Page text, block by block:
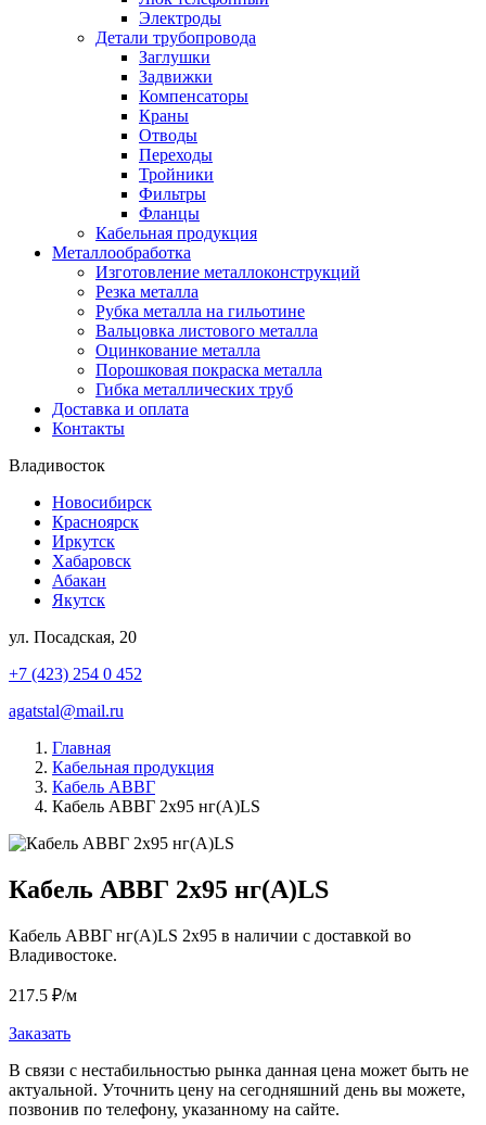
Электроды
Детали трубопровода
Заглушки
Задвижки
Компенсаторы
Краны
Отводы
Переходы
Тройники
Фильтры
Фланцы
Кабельная продукция
Металлообработка
Изготовление металлоконструкций
Резка металла
Рубка металла на гильотине
Вальцовка листового металла
Оцинкование металла
Порошковая покраска металла
Гибка металлических труб
Доставка и оплата
Контакты
Владивосток
Новосибирск
Красноярск
Иркутск
Хабаровск
Абакан
Якутск
ул. Посадская, 20
+7 (423) 254 0 452
agatstal@mail.ru
Главная
Кабельная продукция
Кабель АВВГ
Кабель АВВГ 2х95 нг(А)LS
Кабель АВВГ 2х95 нг(А)LS
Кабель АВВГ нг(А)LS 2х95 в наличии с доставкой во
Владивостоке.
217.5 ₽/м
Заказать
В связи с нестабильностью рынка данная цена может быть не
актуальной. Уточнить цену на сегодняшний день вы можете,
позвонив по телефону, указанному на сайте.